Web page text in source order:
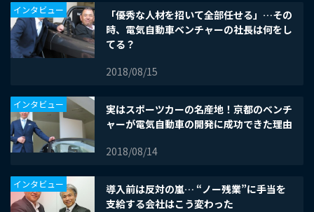
「優秀な人材を招いて全部任せる」…その
時、電気自動車ベンチャーの社長は何をし
てる？
2018/08/15
インタビュー
実はスポーツカーの名産地！京都のベンチ
ャーが電気自動車の開発に成功できた理由
2018/08/14
インタビュー
導入前は反対の嵐… “ノー残業”に手当を
支給する会社はこう変わった
インタビュー